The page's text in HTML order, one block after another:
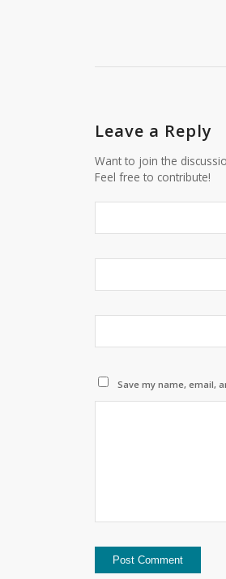
Leave a Reply
Want to join the
Feel free to contribute!
Save my name, email,